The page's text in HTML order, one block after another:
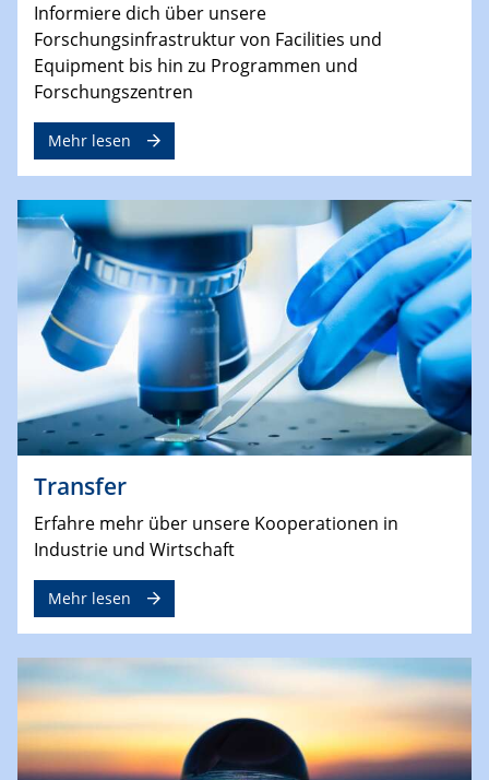
Informiere dich über unsere
Forschungsinfrastruktur von Facilities und
Equipment bis hin zu Programmen und
Forschungszentren
Mehr lesen
Transfer
Erfahre mehr über unsere Kooperationen in
Industrie und Wirtschaft
Mehr lesen